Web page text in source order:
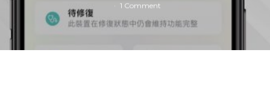
· 1 Comment